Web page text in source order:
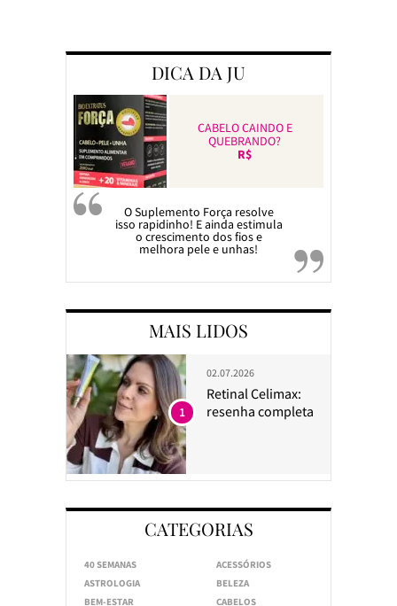
DICA DA JU
CABELO CAINDO E
QUEBRANDO?
R$
O Suplemento Força resolve
isso rapidinho! E ainda estimula
o crescimento dos fios e
melhora pele e unhas!
MAIS LIDOS
02.07.2026
Retinal Celimax:
resenha completa
1
CATEGORIAS
40 SEMANAS
ACESSÓRIOS
ASTROLOGIA
BELEZA
BEM-ESTAR
CABELOS